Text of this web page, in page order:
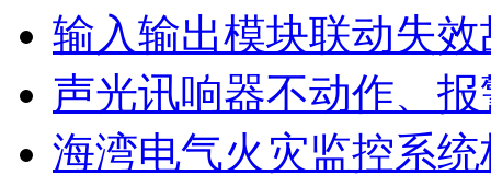
输入输出模块联动失效
声光讯响器不动作、
海湾电气火灾监控系